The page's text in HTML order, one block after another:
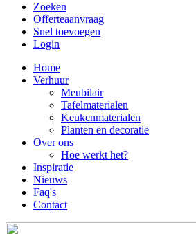
Zoeken
Offerteaanvraag
Snel toevoegen
Login
Main
navigation
Home
Verhuur
Meubilair
Tafelmaterialen
Keukenmaterialen
Planten en decoratie
Over ons
Hoe werkt het?
Inspiratie
Nieuws
Faq's
Contact